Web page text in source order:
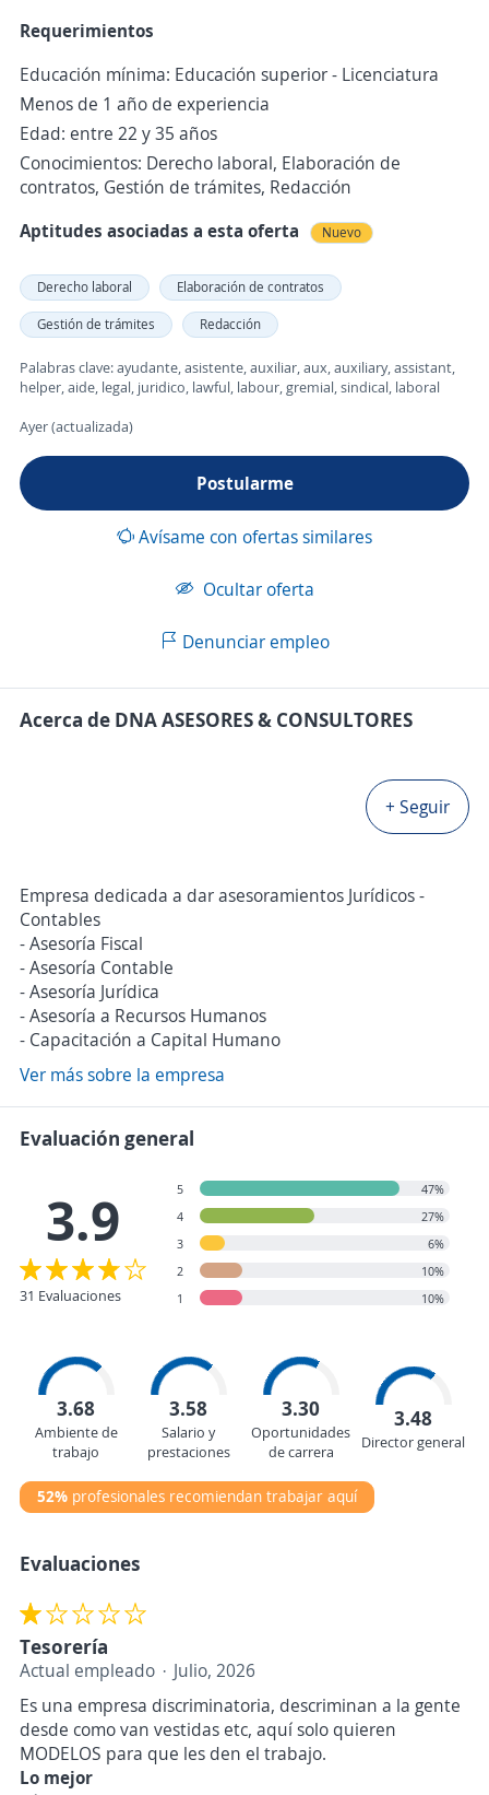
Requerimientos
Educación mínima: Educación superior - Licenciatura
Menos de 1 año de experiencia
Edad: entre 22 y 35 años
Conocimientos: Derecho laboral, Elaboración de
contratos, Gestión de trámites, Redacción
Aptitudes asociadas a esta oferta
Nuevo
Derecho laboral
Elaboración de contratos
Gestión de trámites
Redacción
Palabras clave: ayudante, asistente, auxiliar, aux, auxiliary, assistant,
helper, aide, legal, juridico, lawful, labour, gremial, sindical, laboral
Ayer (actualizada)
Postularme
Avísame con ofertas similares
Ocultar oferta
Denunciar empleo
Acerca de DNA ASESORES & CONSULTORES
+ Seguir
Empresa dedicada a dar asesoramientos Jurídicos -
Contables
- Asesoría Fiscal
- Asesoría Contable
- Asesoría Jurídica
- Asesoría a Recursos Humanos
- Capacitación a Capital Humano
Ver más sobre la empresa
Evaluación general
3.9
31 Evaluaciones
5
47%
4
27%
3
6%
2
10%
1
10%
3.68
Ambiente de
trabajo
3.58
Salario y
prestaciones
3.30
Oportunidades
de carrera
3.48
Director general
52% profesionales recomiendan trabajar aquí
Evaluaciones
Tesorería
Actual empleado
Julio, 2026
Es una empresa discriminatoria, descriminan a la gente
desde como van vestidas etc, aquí solo quieren
MODELOS para que les den el trabajo.
Lo mejor